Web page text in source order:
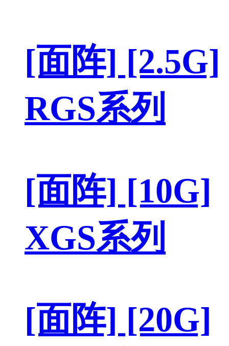
[面阵] [2.5G]
RGS系列
[面阵] [10G]
XGS系列
[面阵] [20G]